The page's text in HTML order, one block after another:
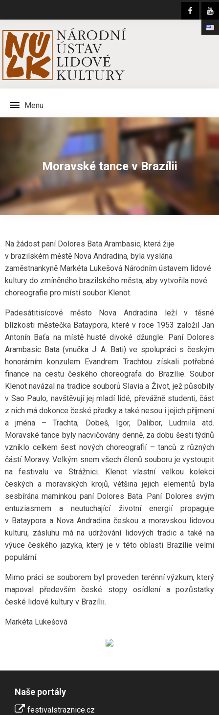
Menu
Moravské tance v Brazílii
Na žádost paní Dolores Bata Arambasic, která žije
v brazilském městě Nova Andradina, byla vyslána
zaměstnankyně Markéta Lukešová Národním ústavem lidové
kultury do zmíněného brazilského města, aby vytvořila nové
choreografie pro místí soubor Klenot.
Padesátitisícové město Nova Andradina leží v těsné
blízkosti městečka Bataypora, které v roce 1953 založil Jan
Antonín Baťa na místě husté divoké džungle. Paní Dolores
Arambasic Bata (vnučka J. A. Bati) ve spolupráci s českým
honorárním konzulem Evandrem Trachtou získali potřebné
finance na cestu českého choreografa do Brazílie. Soubor
Klenot navázal na tradice souborů Slavia a Život, jež působily
v Sao Paulo, navštěvují jej mladí lidé, převážně studenti, část
z nich má dokonce české předky a také nesou i jejich příjmení
a jména – Trachta, Dobeš, Igor, Dalibor, Ludmila atd.
Moravské tance byly nacvičovány denně, za dobu šesti týdnů
vzniklo celkem šest nových choreografií – tanců z různých
částí Moravy. Velkým snem všech členů souboru je vystoupit
na festivalu ve Strážnici. Klenot vlastní velkou kolekci
českých a moravských krojů, většina jejich elementů byla
sesbírána maminkou paní Dolores Bata. Paní Dolores svým
entuziasmem a neutuchající životní energií propaguje
v Bataypora a Nova Andradina českou a moravskou lidovou
kulturu, zásluhu má na udržování lidových tradic a také na
výuce českého jazyka, který je v této oblasti Brazílie velmi
populární.
Mimo práci se souborem byl proveden terénní výzkum, který
mapoval především české stopy osídlení a pozůstatky
české lidové kultury v Brazílii.
Markéta Lukešová
Naše portály
festivalstraznice.cz